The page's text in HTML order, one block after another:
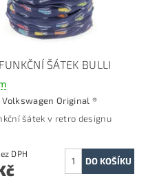
ŠÁTEK BULLI
Volkswagen Original ®
šátek v retro designu
Kč bez DPH